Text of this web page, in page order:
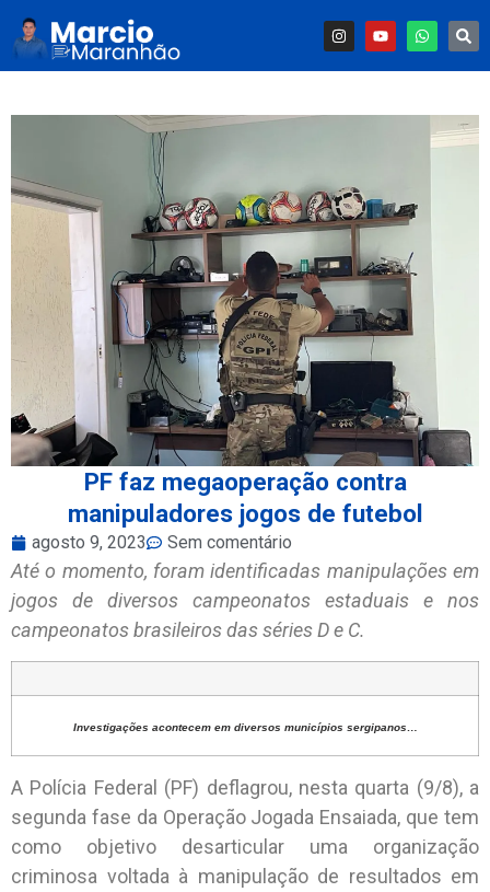
PF faz megaoperação contra
manipuladores jogos de futebol
agosto 9, 2023 Sem comentário
Até o momento, foram identificadas manipulações em
jogos de diversos campeonatos estaduais e nos
campeonatos brasileiros das séries D e C.
Investigações acontecem em diversos municípios sergipanos…
A Polícia Federal (PF) deflagrou, nesta quarta (9/8), a
segunda fase da Operação Jogada Ensaiada, que tem
como objetivo desarticular uma organização
criminosa voltada à manipulação de resultados em